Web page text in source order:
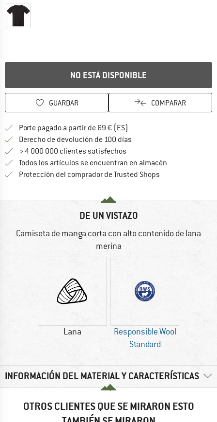
NO ESTÁ DISPONIBLE
GUARDAR COMPARAR
Porte pagado a partir de 69 € (ES)
Derecho de devolución de 100 días
> 4 000 000 clientes satisfechos
Todos los artículos se encuentran en almacén
Protección del comprador de Trusted Shops
DE UN VISTAZO
Camiseta de manga corta con alto contenido de lana
merina
Lana
Responsible Wool
Standard
INFORMACIÓN DEL MATERIAL Y CARACTERÍSTICAS
OTROS CLIENTES QUE SE MIRARON ESTO